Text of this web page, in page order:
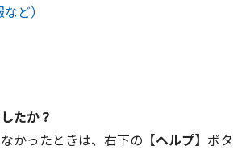
ど）
たか？
かったときは、右下の 【ヘルプ】 ボタ